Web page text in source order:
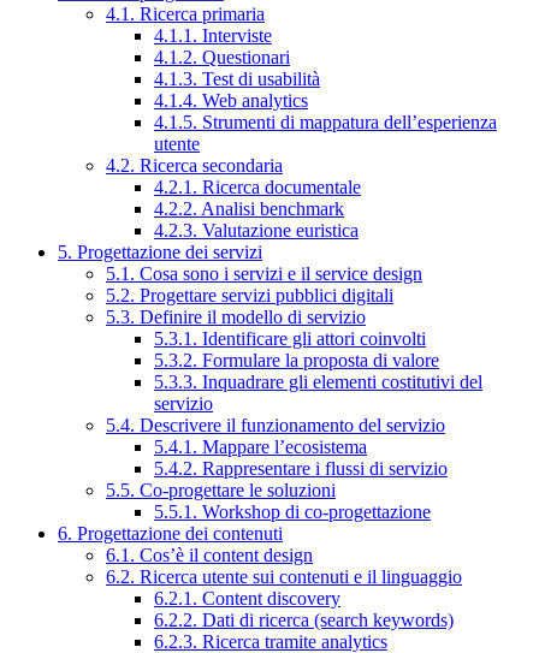
4.1. Ricerca primaria
4.1.1. Interviste
4.1.2. Questionari
4.1.3. Test di usabilità
4.1.4. Web analytics
4.1.5. Strumenti di mappatura dell’esperienza
utente
4.2. Ricerca secondaria
4.2.1. Ricerca documentale
4.2.2. Analisi benchmark
4.2.3. Valutazione euristica
5. Progettazione dei servizi
5.1. Cosa sono i servizi e il service design
5.2. Progettare servizi pubblici digitali
5.3. Definire il modello di servizio
5.3.1. Identificare gli attori coinvolti
5.3.2. Formulare la proposta di valore
5.3.3. Inquadrare gli elementi costitutivi del
servizio
5.4. Descrivere il funzionamento del servizio
5.4.1. Mappare l’ecosistema
5.4.2. Rappresentare i flussi di servizio
5.5. Co-progettare le soluzioni
5.5.1. Workshop di co-progettazione
6. Progettazione dei contenuti
6.1. Cos’è il content design
6.2. Ricerca utente sui contenuti e il linguaggio
6.2.1. Content discovery
6.2.2. Dati di ricerca (search keywords)
6.2.3. Ricerca tramite analytics